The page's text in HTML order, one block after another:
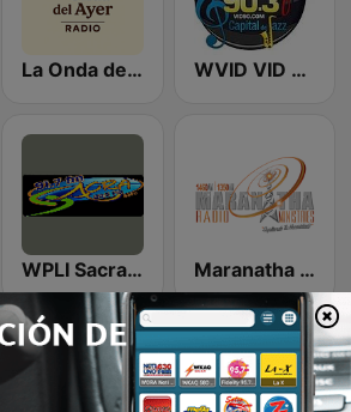
La Onda del Ayer WVID VID 90
WPLI Sacra 88.5 FM Maranatha Radio Ministries